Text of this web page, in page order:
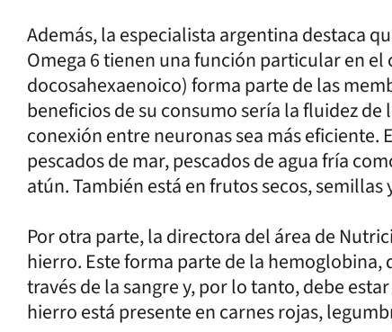
Además, la especialista argentina destaca
Omega 6 tienen una función particular en
docosahexaenoico) forma parte de las
beneficios de su consumo sería la fluidez
conexión entre neuronas sea más eficiente.
pescados de mar, pescados de agua fría
atún. También está en frutos secos,
Por otra parte, la directora del área de
hierro. Este forma parte de la
través de la sangre y, por lo tanto, debe
hierro está presente en carnes rojas,